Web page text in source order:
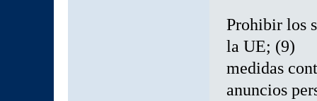
Prohibir los
la UE; (9)
medidas
anuncios